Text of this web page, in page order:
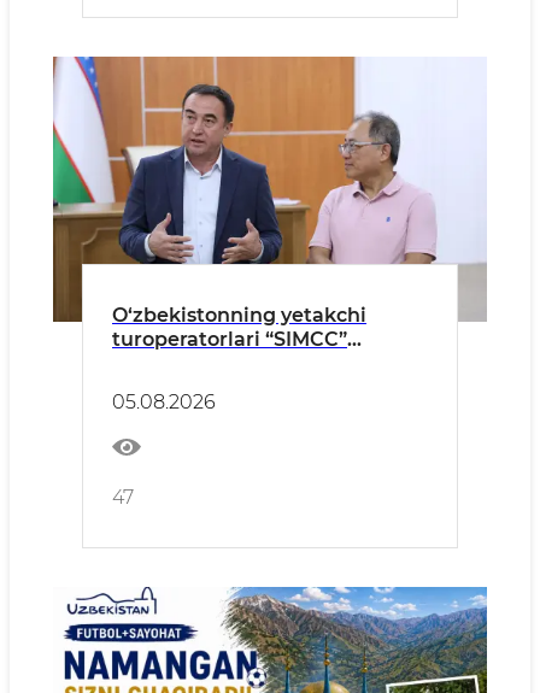
O‘zbekistonning yetakchi
turoperatorlari “SIMCC”
tadbirlariga tayyorgarlik
masalalarini muhokama qildi
05.08.2026
47